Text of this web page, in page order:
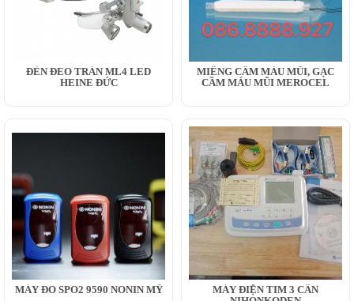
ĐÈN ĐEO TRÁN ML4 LED
HEINE ĐỨC
MIẾNG CẦM MÁU MŨI, GẠC
CẦM MÁU MŨI MEROCEL
MÁY ĐO SPO2 9590 NONIN MỸ
MÁY ĐIỆN TIM 3 CẦN